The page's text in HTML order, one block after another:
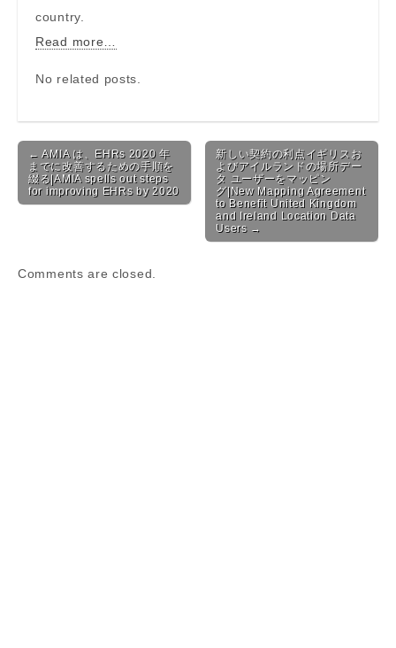
country.
Read more…
No related posts.
Post navigation
← AMIA は、EHRs 2020 年
までに改善するための手順を
綴る|AMIA spells out steps
for improving EHRs by 2020
新しい契約の利点イギリスお
よびアイルランドの場所デー
タ ユーザーをマッピン
グ|New Mapping Agreement
to Benefit United Kingdom
and Ireland Location Data
Users →
Comments are closed.